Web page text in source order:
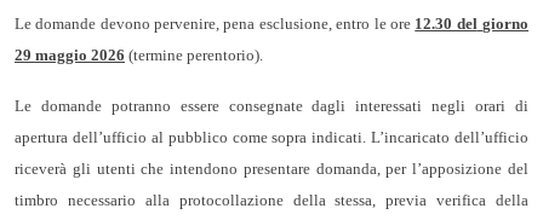
Le domande devono pervenire, pena esclusione, entro le ore 12.30 del giorno
29 maggio 2026 (termine perentorio).
Le domande potranno essere consegnate dagli interessati negli orari di
apertura dell’ufficio al pubblico come sopra indicati. L’incaricato dell’ufficio
riceverà gli utenti che intendono presentare domanda, per l’apposizione del
timbro necessario alla protocollazione della stessa, previa verifica della